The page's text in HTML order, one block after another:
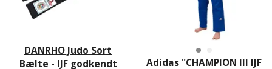
DANRHO Judo Sort
Bælte - IJF godkendt
Adidas "CHAMPION III IJF